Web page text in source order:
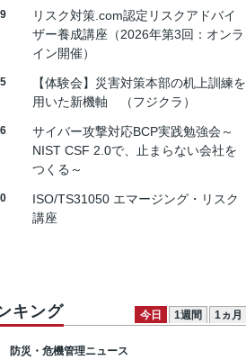
リスク対策.com認定リスクアドバイ
ザー養成講座（2026年第3回：オンラ
イン開催）
【体験会】災害対策本部の机上訓練を
用いた新機軸 （フジクラ）
サイバー攻撃対応BCP実践勉強会～
NIST CSF 2.0で、止まらない会社を
つくる～
ISO/TS31050 エマージング・リスク
講座
キング 今日 1週間 1ヵ月
防災・危機管理ニュース